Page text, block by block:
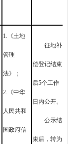
1.《土地
管理
法》；
2.《中华
人民共和
国政府信
征地补
偿登记结束
后5个工作
日内公开。
公示结
束后，转为